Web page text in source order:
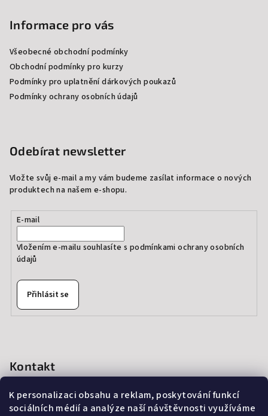
K personalizaci obsahu a reklam, poskytování funkcí
sociálních médií a analýze naší návštěvnosti využíváme
Informace pro vás
Všeobecné obchodní podmínky
Obchodní podmínky pro kurzy
Podmínky pro uplatnění dárkových poukazů
Podmínky ochrany osobních údajů
Odebírat newsletter
Vložte svůj e-mail a my vám budeme zasílat informace o nových
produktech na našem e-shopu.
E-mail
Vložením e-mailu souhlasíte s podmínkami ochrany osobních
údajů
Přihlásit se
Kontakt
info@thedressprague.com
+420 724 244 022